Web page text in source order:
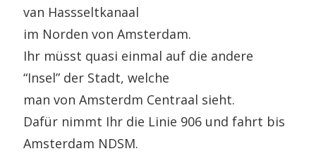
van Hassseltkanaal
im Norden von Amsterdam.
Ihr müsst quasi einmal auf die andere
“Insel” der Stadt, welche
man von Amsterdm Centraal sieht.
Dafür nimmt Ihr die Linie 906 und fahrt bis
Amsterdam NDSM.